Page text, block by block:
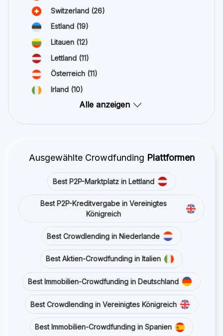
Switzerland (26)
Estland (19)
Litauen (12)
Lettland (11)
Österreich (11)
Irland (10)
Alle anzeigen
Ausgewählte Crowdfunding Plattformen
Best P2P-Marktplatz in Lettland
Best P2P-Kreditvergabe in Vereinigtes
Königreich
Best Crowdlending in Niederlande
Best Aktien-Crowdfunding in Italien
Best Immobilien-Crowdfunding in Deutschland
Best Crowdlending in Vereinigtes Königreich
Best Immobilien-Crowdfunding in Spanien